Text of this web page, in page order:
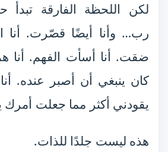
لكن اللحظة الفارقة تبدأ
رب… وأنا أيضًا قصّرت. أنا
ضقت. أنا أسأت الفهم. أنا
كان ينبغي أن أصبر عنده.
يقودني أكثر مما جعلت أمرك
هذه ليست جلدًا للذات.